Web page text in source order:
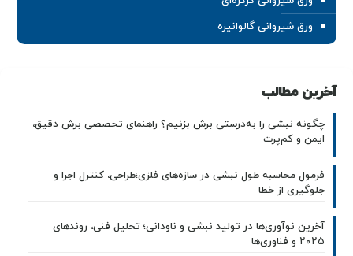
ورق شیروانی گالوانیزه
آخرین مطالب
چگونه نبشی را به‌درستی برش بزنیم؟ راهنمای تخصصی برش دقیق،
ایمن و کم‌پرت
فرمول محاسبه طول نبشی در سازه‌های فلزی؛طراحی، کنترل اجرا و
جلوگیری از خطا
آخرین نوآوری‌ها در تولید نبشی و ناودانی؛ تحلیل فنی، روندهای
۲۰۲۵ و فناوری‌ها